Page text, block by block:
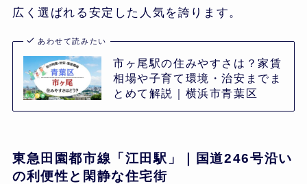
広く選ばれる安定した人気を誇ります。
あわせて読みたい
市ヶ尾駅の住みやすさは？家賃
相場や子育て環境・治安までま
とめて解説｜横浜市青葉区
東急田園都市線「江田駅」｜国道246号沿い
の利便性と閑静な住宅街